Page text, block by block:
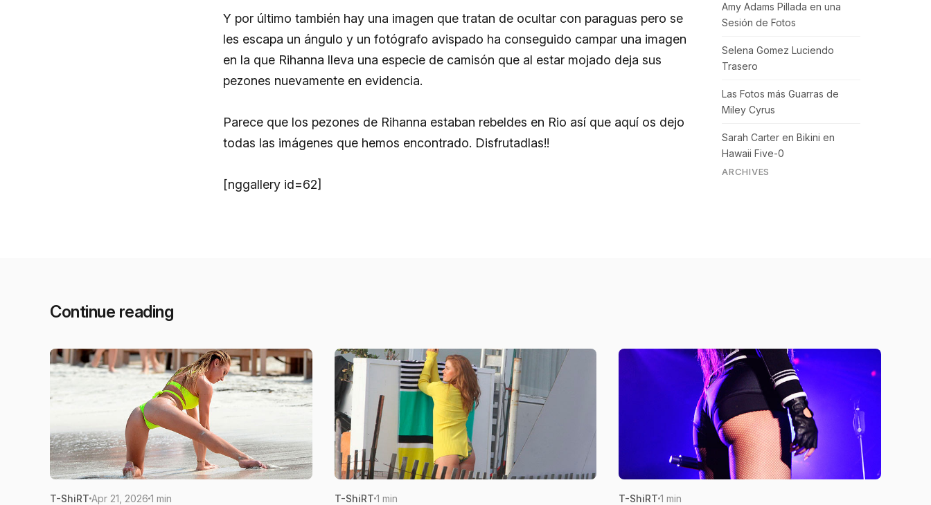
Y por último también hay una imagen que tratan de ocultar con paraguas pero se
les escapa un ángulo y un fotógrafo avispado ha conseguido campar una imagen
en la que Rihanna lleva una especie de camisón que al estar mojado deja sus
pezones nuevamente en evidencia.
Parece que los pezones de Rihanna estaban rebeldes en Rio así que aquí os dejo
todas las imágenes que hemos encontrado. Disfrutadlas!!
[nggallery id=62]
Amy Adams Pillada en una
Sesión de Fotos
Selena Gomez Luciendo
Trasero
Las Fotos más Guarras de
Miley Cyrus
Sarah Carter en Bikini en
Hawaii Five-0
ARCHIVES
Continue reading
T-ShiRT Apr 21, 2026 1 min T-ShiRT 1 min T-ShiRT1 min